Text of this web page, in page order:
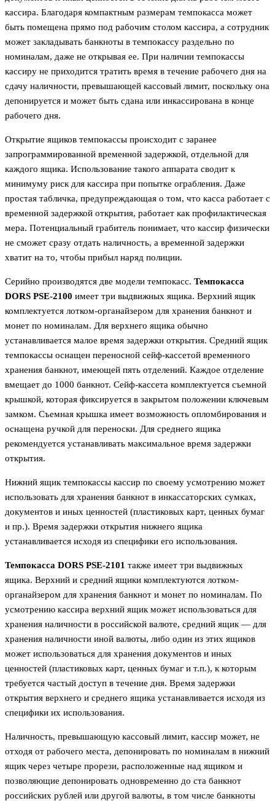
кассира. Благодаря компактным размерам темпокасса может
быть помещена прямо под рабочим столом кассира, а сотрудник
может закладывать банкноты в темпокассу раздельно по
номиналам, даже не открывая ее. При наличии темпокассы
кассиру не приходится тратить время в течение рабочего дня на
сдачу наличности, превышающей кассовый лимит, поскольку она
депонируется и может быть сдана или инкассирована в конце
рабочего дня.
Открытие ящиков темпокассы происходит с заранее
запрограммированной временной задержкой, отдельной для
каждого ящика. Использование такого аппарата сводит к
минимуму риск для кассира при попытке ограбления. Даже
простая табличка, предупреждающая о том, что касса работает с
временной задержкой открытия, работает как профилактическая
мера. Потенциальный грабитель понимает, что кассир физически
не сможет сразу отдать наличность, а временной задержки
хватит на то, чтобы прибыл наряд полиции.
Серийно производятся две модели темпокасс. Темпокасса
DORS PSE-2100 имеет три выдвижных ящика. Верхний ящик
комплектуется лотком-органайзером для хранения банкнот и
монет по номиналам. Для верхнего ящика обычно
устанавливается малое время задержки открытия. Средний ящик
темпокассы оснащен переносной сейф-кассетой временного
хранения банкнот, имеющей пять отделений. Каждое отделение
вмещает до 1000 банкнот. Сейф-кассета комплектуется съемной
крышкой, которая фиксируется в закрытом положении ключевым
замком. Съемная крышка имеет возможность опломбирования и
оснащена ручкой для переноски. Для среднего ящика
рекомендуется устанавливать максимальное время задержки
открытия.
Нижний ящик темпокассы кассир по своему усмотрению может
использовать для хранения банкнот в инкассаторских сумках,
документов и иных ценностей (пластиковых карт, ценных бумаг
и пр.). Время задержки открытия нижнего ящика
устанавливается исходя из специфики его использования.
Темпокасса DORS PSE-2101 также имеет три выдвижных
ящика. Верхний и средний ящики комплектуются лотком-
органайзером для хранения банкнот и монет по номиналам. По
усмотрению кассира верхний ящик может использоваться для
хранения наличности в российской валюте, средний ящик — для
хранения наличности иной валюты, либо один из этих ящиков
может использоваться для хранения документов и иных
ценностей (пластиковых карт, ценных бумаг и т.п.), к которым
требуется частый доступ в течение дня. Время задержки
открытия верхнего и среднего ящика устанавливается исходя из
специфики их использования.
Наличность, превышающую кассовый лимит, кассир может, не
отходя от рабочего места, депонировать по номиналам в нижний
ящик через четыре прорези, расположенные над ящиком и
позволяющие депонировать одновременно до ста банкнот
российских рублей или другой валюты, в том числе банкноты